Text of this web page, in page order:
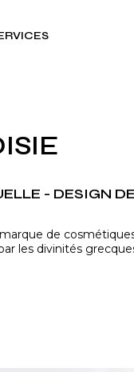
- DESIGN
de
les divinités